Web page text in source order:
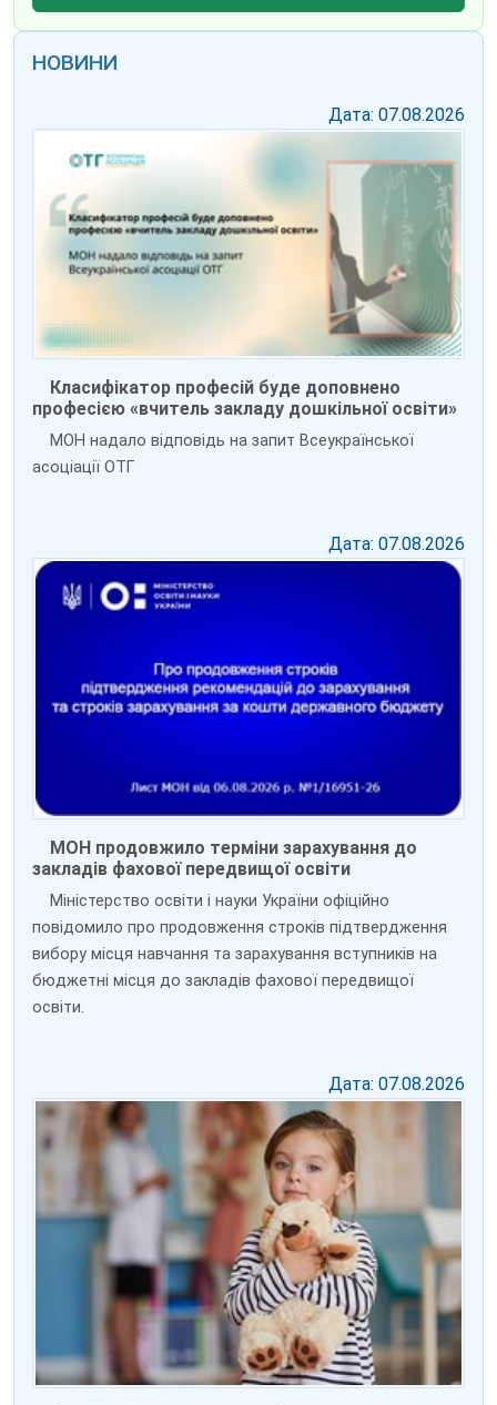
НОВИНИ
Дата: 07.08.2026
Класифікатор професій буде доповнено
професією «вчитель закладу дошкільної освіти»
МОН надало відповідь на запит Всеукраїнської
асоціації ОТГ
Дата: 07.08.2026
МОН продовжило терміни зарахування до
закладів фахової передвищої освіти
Міністерство освіти і науки України офіційно
повідомило про продовження строків підтвердження
вибору місця навчання та зарахування вступників на
бюджетні місця до закладів фахової передвищої
освіти.
Дата: 07.08.2026